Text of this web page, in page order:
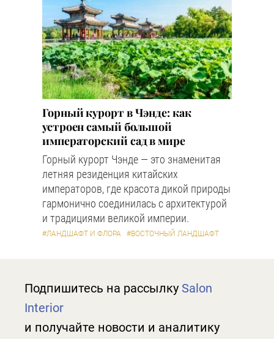
Горный курорт в Чэнде: как
устроен самый большой
императорский сад в мире
Горный курорт Чэнде — это знаменитая
летняя резиденция китайских
императоров, где красота дикой природы
гармонично соединилась с архитектурой
и традициями великой империи.
#ЛАНДШАФТ И ФЛОРА #ВОСТОЧНЫЙ ЛАНДШАФТ
Подпишитесь на рассылку Salon
Interior
и получайте новости и аналитику